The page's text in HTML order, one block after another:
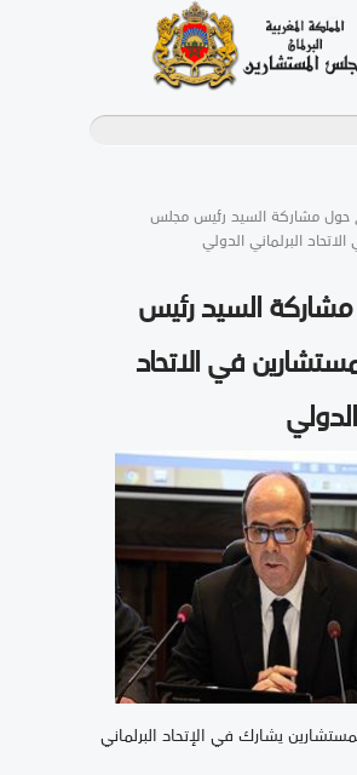
حول مشاركة السيد رئيس مجلس
البرلماني الدولي
السيد رئيس
في الاتحاد
يشارك في الإتحاد البرلماني